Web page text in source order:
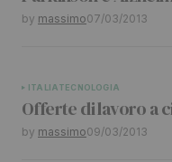
by massimo07/03/2013
ITALIATECNOLOGIA
Offerte di lavoro a
by massimo09/03/2013